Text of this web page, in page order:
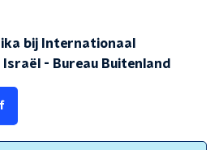
bij Internationaal
- Bureau Buitenland